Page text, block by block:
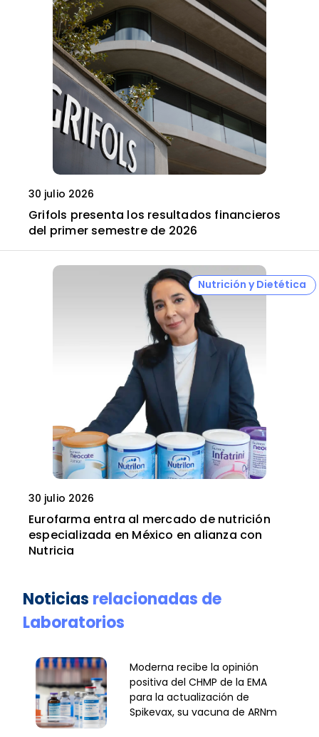
30 julio 2026
Grifols presenta los resultados financieros
del primer semestre de 2026
Nutrición y Dietética
30 julio 2026
Eurofarma entra al mercado de nutrición
especializada en México en alianza con
Nutricia
Noticias relacionadas de
Laboratorios
Moderna recibe la opinión
positiva del CHMP de la EMA
para la actualización de
Spikevax, su vacuna de ARNm